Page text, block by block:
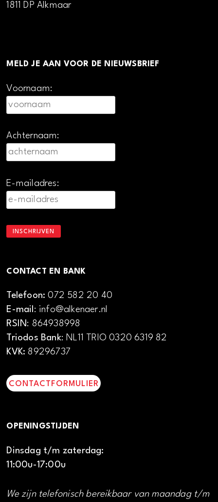
1811 DP Alkmaar
MELD JE AAN VOOR DE NIEUWSBRIEF
Voornaam:
Achternaam:
E-mailadres:
CONTACT EN BANK
Telefoon:072 582 20 40
E-mail: info@alkenaer.nl
RSIN: 864938998
Triodos Bank: NL11 TRIO 0320 6319 82
KVK: 89296737
CONTACTFORMULIER
OPENINGSTIJDEN
Dinsdag t/m zaterdag:
11:00u-17:00u
We zijn telefonisch bereikbaar van maandag t/m